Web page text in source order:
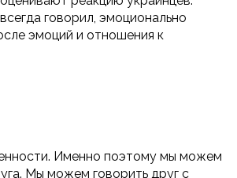
говорил, эмоционально
эмоций и отношения к
Именно поэтому мы можем
Мы можем говорить друг с